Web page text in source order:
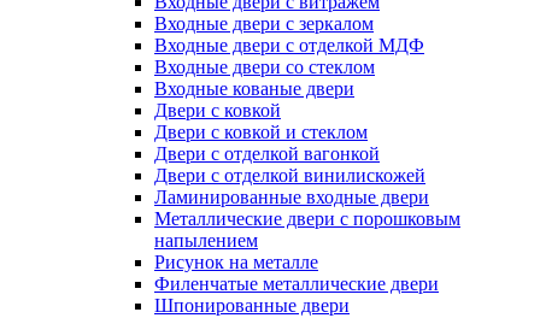
Входные двери с зеркалом
Входные двери с отделкой МДФ
Входные двери со стеклом
Входные кованые двери
Двери с ковкой
Двери с ковкой и стеклом
Двери с отделкой вагонкой
Двери с отделкой винилискожей
Ламинированные входные двери
Металлические двери с порошковым
напылением
Рисунок на металле
Филенчатые металлические двери
Шпонированные двери